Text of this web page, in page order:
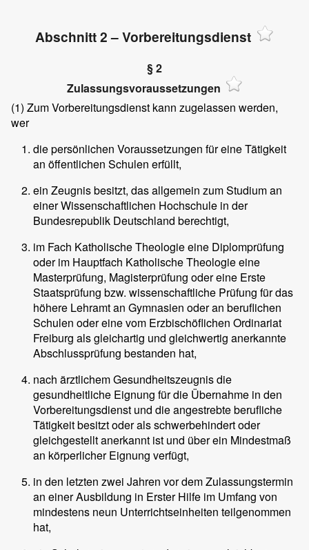
Abschnitt 2 – Vorbereitungsdienst
§ 2
Zulassungsvoraussetzungen
(1) Zum Vorbereitungsdienst kann zugelassen werden,
wer
die persönlichen Voraussetzungen für eine Tätigkeit
an öffentlichen Schulen erfüllt,
ein Zeugnis besitzt, das allgemein zum Studium an
einer Wissenschaftlichen Hochschule in der
Bundesrepublik Deutschland berechtigt,
im Fach Katholische Theologie eine Diplomprüfung
oder im Hauptfach Katholische Theologie eine
Masterprüfung, Magisterprüfung oder eine Erste
Staatsprüfung bzw. wissenschaftliche Prüfung für das
höhere Lehramt an Gymnasien oder an beruflichen
Schulen oder eine vom Erzbischöflichen Ordinariat
Freiburg als gleichartig und gleichwertig anerkannte
Abschlussprüfung bestanden hat,
nach ärztlichem Gesundheitszeugnis die
gesundheitliche Eignung für die Übernahme in den
Vorbereitungsdienst und die angestrebte berufliche
Tätigkeit besitzt oder als schwerbehindert oder
gleichgestellt anerkannt ist und über ein Mindestmaß
an körperlicher Eignung verfügt,
in den letzten zwei Jahren vor dem Zulassungstermin
an einer Ausbildung in Erster Hilfe im Umfang von
mindestens neun Unterrichtseinheiten teilgenommen
hat,